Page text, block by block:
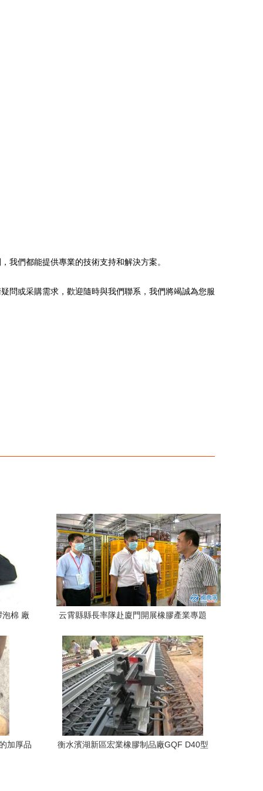
我們都能提供專業的技術支持和解決方案。
問或采購需求，歡迎隨時與我們聯系，我們將竭誠為您服
棉 廠
云霄縣縣長率隊赴廈門開展橡膠產業專題
加厚品
衡水濱湖新區宏業橡膠制品廠GQF D40型